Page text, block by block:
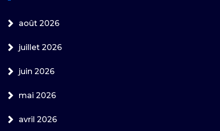
août 2026
juillet 2026
juin 2026
mai 2026
avril 2026